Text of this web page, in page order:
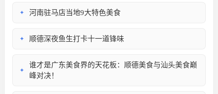
✦ 河南驻马店当地9大特色美食
✦ 顺德深夜鱼生打卡十一道锋味
✦
谁才是广东美食界的天花板：顺德美食与汕头美食巅
峰对决！